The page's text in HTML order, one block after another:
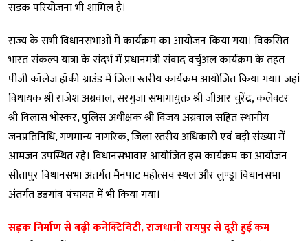
सड़क परियोजना भी शामिल है।
राज्य के सभी विधानसभाओं में कार्यक्रम का आयोजन किया गया। विकसित
भारत संकल्प यात्रा के संदर्भ में प्रधानमंत्री संवाद वर्चुअल कार्यक्रम के तहत
पीजी कॉलेज हॉकी ग्राउंड में जिला स्तरीय कार्यक्रम आयोजित किया गया। जहां
विधायक श्री राजेश अग्रवाल, सरगुजा संभागायुक्त श्री जीआर चुरेंद्र, कलेक्टर
श्री विलास भोस्कर, पुलिस अधीक्षक श्री विजय अग्रवाल सहित स्थानीय
जनप्रतिनिधि, गणमान्य नागरिक, जिला स्तरीय अधिकारी एवं बड़ी संख्या में
आमजन उपस्थित रहे। विधानसभावार आयोजित इस कार्यक्रम का आयोजन
सीतापुर विधानसभा अंतर्गत मैनपाट महोत्सव स्थल और लुण्ड्रा विधानसभा
अंतर्गत डडगांव पंचायत में भी किया गया।
सड़क निर्माण से बढ़ी कनेक्टिविटी, राजधानी रायपुर से दूरी हुई कम